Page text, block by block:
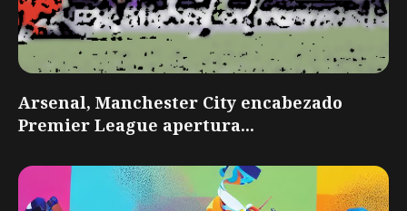
Arsenal, Manchester City encabezado
Premier League apertura...